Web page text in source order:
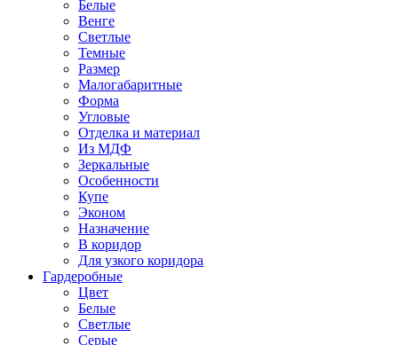
Белые
Венге
Светлые
Темные
Размер
Малогабаритные
Форма
Угловые
Отделка и материал
Из МДФ
Зеркальные
Особенности
Купе
Эконом
Назначение
В коридор
Для узкого коридора
Гардеробные
Цвет
Белые
Светлые
Серые